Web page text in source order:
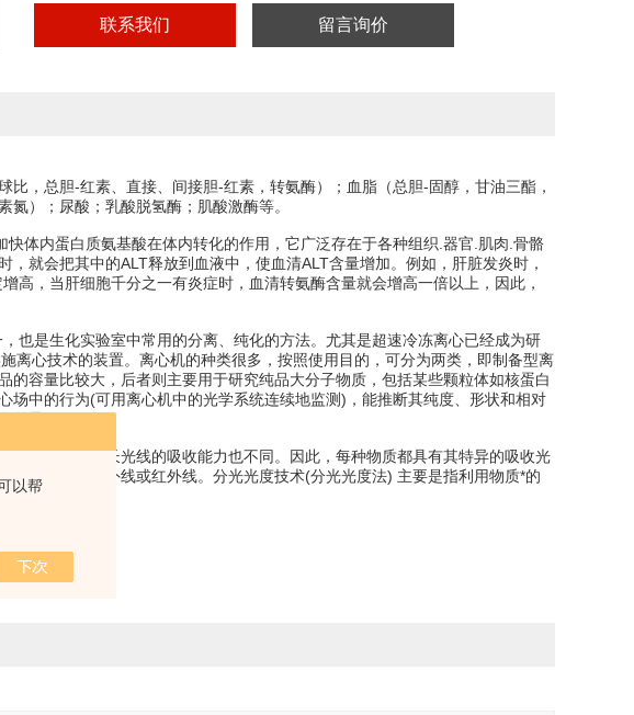
以帮
联系我们 留言询价
，总胆-红素、直接、间接胆-红素，转氨酶）；血脂（总胆-固醇，甘油三酯，
）；尿酸；乳酸脱氢酶；肌酸激酶等。
体内蛋白质氨基酸在体内转化的作用，它广泛存在于各种组织.器官.肌肉.骨骼
就会把其中的ALT释放到血液中，使血清ALT含量增加。例如，肝脏发炎时，
高，当肝细胞千分之一有炎症时，血清转氨酶含量就会增高一倍以上，因此，
也是生化实验室中常用的分离、纯化的方法。尤其是超速冷冻离心已经成为研
离心技术的装置。离心机的种类很多，按照使用目的，可分为两类，即制备型离
容量比较大，后者则主要用于研究纯品大分子物质，包括某些颗粒体如核蛋白
中的行为(可用离心机中的光学系统连续地监测)，能推断其纯度、形状和相对
差异。
，对不同波长光线的吸收能力也不同。因此，每种物质都具有其特异的吸收光
定波长的紫外线或红外线。分光光度技术(分光光度法) 主要是指利用物质*的
定律。